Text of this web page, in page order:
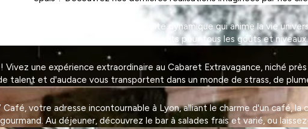
Toulon, une association étudiante dynamique qui anime la vie
d'activités sportives et d'événements pour tous les goûts et niveaux.
une expérience extraordinaire au Cabaret Extravagance, niché
talent et d'audace vous transportent dans un monde de strass, de
votre adresse incontournable à Lyon, alliant le charme d'un café,
Au déjeuner, découvrez le bar à salades frais et varié, ou